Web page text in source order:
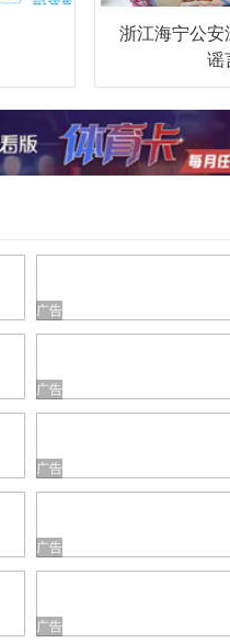
浙江海宁公安
谣
广告
广告
广告
广告
广告